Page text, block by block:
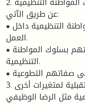
عن طريق الآتي:
• إعطاء مكافأة لمن يقوم بسلوك المواطنة التنظيمية داخل
العمل.
• تنمية مهارات العاملين وتوعيتهم بسلوك المواطنة
التنظيمية.
• اختيار العاملين بناء على صفاتهم التطوعية.
3. إجراء المزيد من الدراسات المستقبلية لمتغيرات أخرى
مثل الرضا الوظيفي.